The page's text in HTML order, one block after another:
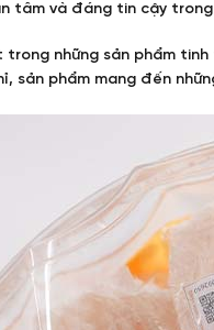
tâm và đáng tin cậy
trong những sản phẩm
sản phẩm mang đến